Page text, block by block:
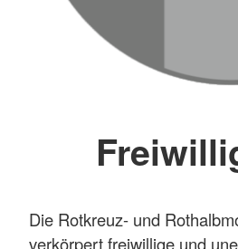
Die Rotkreuz- und
verkörpert freiwillige und